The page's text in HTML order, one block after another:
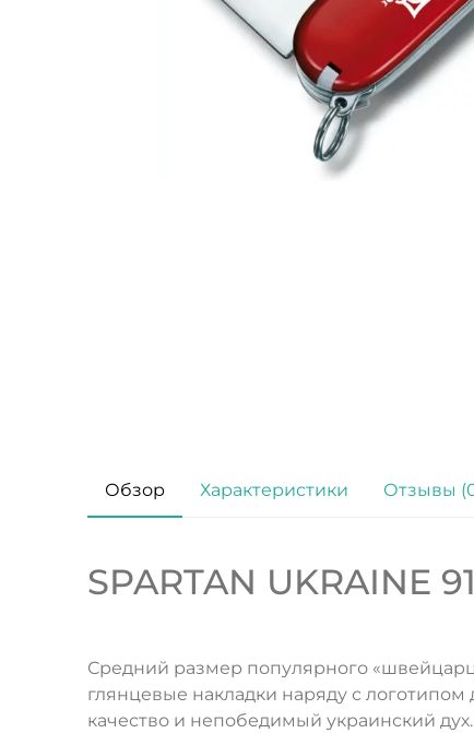
Обзор Характеристики Отзывы
SPARTAN UKRAINE
Средний размер популярного
глянцевые накладки наряду с
качество и непобедимый украинский